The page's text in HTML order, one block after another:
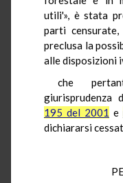
utili'», è stata
parti
preclusa la
alle disposizioni
che
giurisprudenza
195 del 2001 e
dichiararsi